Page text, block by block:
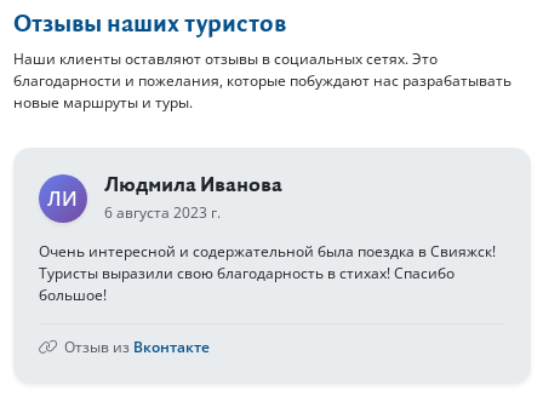
Отзывы наших туристов
Наши клиенты оставляют отзывы в социальных сетях. Это
благодарности и пожелания, которые побуждают нас разрабатывать
новые маршруты и туры.
ЛИ
Людмила Иванова
6 августа 2023 г.
Очень интересной и содержательной была поездка в Свияжск!
Туристы выразили свою благодарность в стихах! Спасибо
большое!
Отзыв из Вконтакте